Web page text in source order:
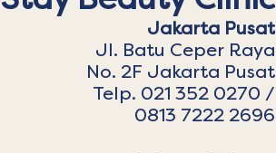
Jakarta Pusat
Jl. Batu Ceper Raya
No. 2F Jakarta Pusat
Telp. 021 352 0270 /
0813 7222 2696